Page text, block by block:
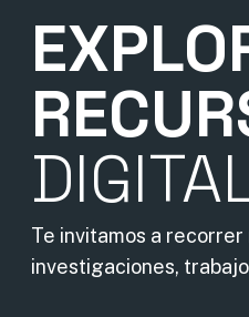
Te invitamos a
investigaciones,